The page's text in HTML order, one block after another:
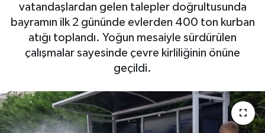
vatandaşlardan gelen talepler doğrultusunda
bayramın ilk 2 gününde evlerden 400 ton kurban
atığı toplandı. Yoğun mesaiyle sürdürülen
çalışmalar sayesinde çevre kirliliğinin önüne
geçildi.
SPOR